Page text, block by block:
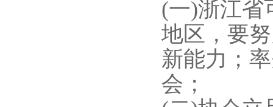
(一)浙江省
地区，要
新能力；
会；